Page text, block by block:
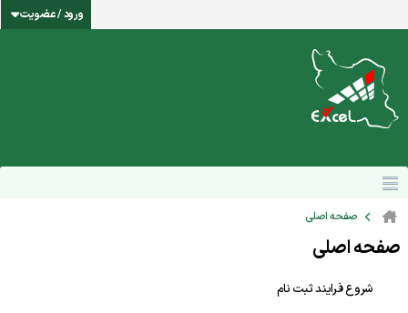
ورود / عضویت
صفحه اصلی
صفحه اصلی
شروع فرایند ثبت نام